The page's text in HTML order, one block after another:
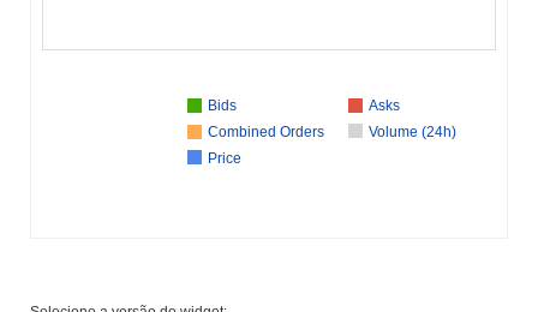
Bids
Asks
Combined Orders
Volume (24h)
Price